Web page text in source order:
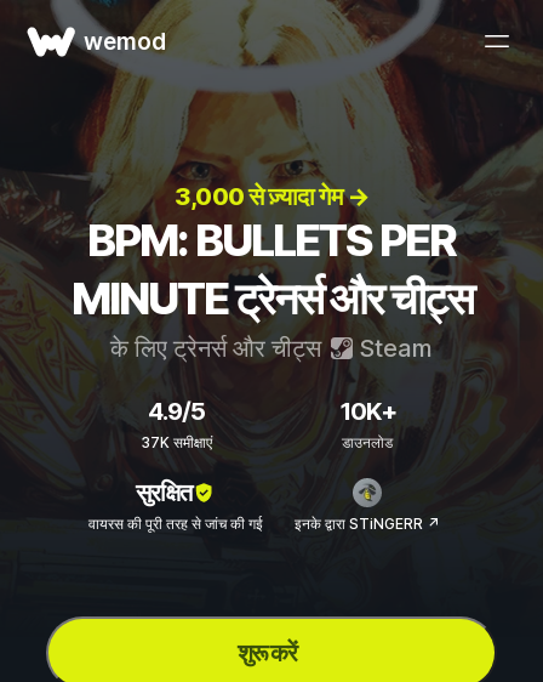
wemod
3,000 से ज़्यादा गेम →
BPM: BULLETS PER
MINUTE ट्रेनर्स और चीट्स
के लिए ट्रेनर्स और चीट्स Steam
4.9/5
37K समीक्षाएं
10K+
डाउनलोड
सुरक्षित
वायरस की पूरी तरह से जांच की गई इनके द्वारा STiNGERR ↗
शुरू करें